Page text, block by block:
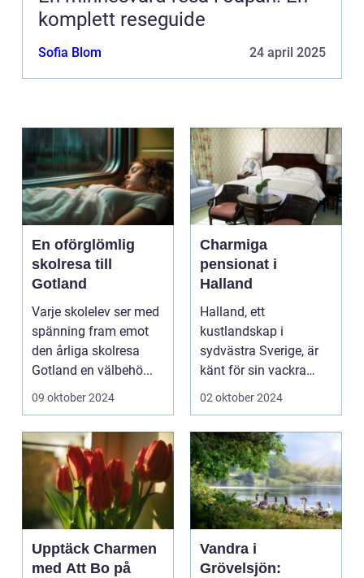
komplett reseguide
Sofia Blom 24 april 2025
En oförglömlig
skolresa till
Gotland
Varje skolelev ser med
spänning fram emot
den årliga skolresa
Gotland en välbehö...
09 oktober 2024
Charmiga
pensionat i
Halland
Halland, ett
kustlandskap i
sydvästra Sverige, är
känt för sin vackra
natur, långa
02 oktober 2024
Upptäck Charmen
med Att Bo på
Vandra i
Grövelsjön: